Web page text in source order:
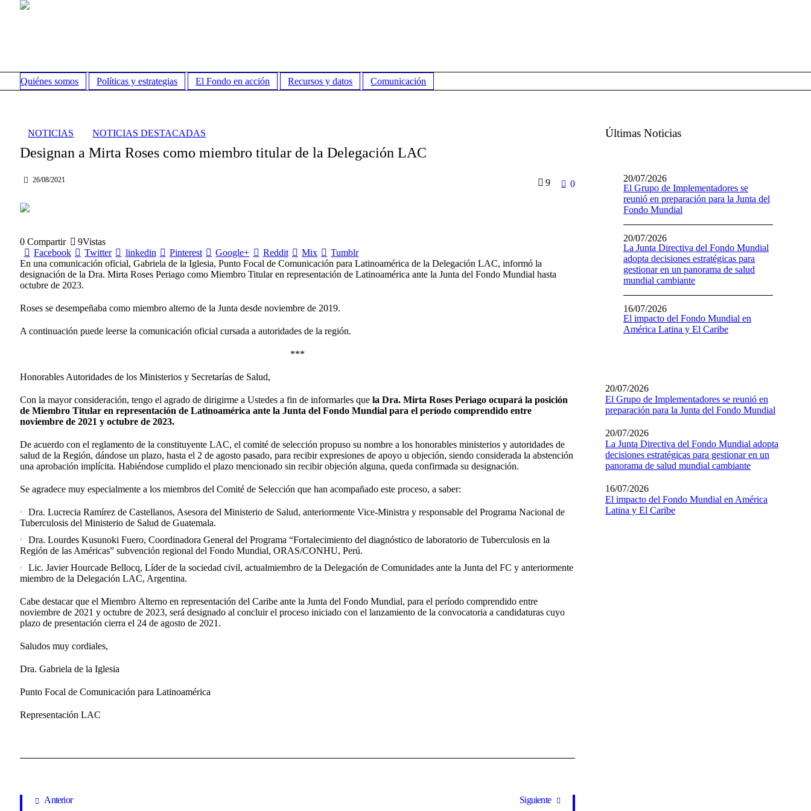
Quiénes somos Políticas y estrategias El Fondo en acción Recursos y datos Comunicación
NOTICIAS NOTICIAS DESTACADAS
Designan a Mirta Roses como miembro titular de la Delegación LAC
9 0
26/08/2021
0Compartir 9Vistas
Facebook
Twitter linkedin Pinterest Google+ Reddit Mix
Tumblr
En una comunicación oficial, Gabriela de la Iglesia, Punto Focal de Comunicación para Latinoamérica de la Delegación LAC, informó la
designación de la Dra. Mirta Roses Periago como Miembro Titular en representación de Latinoamérica ante la Junta del Fondo Mundial hasta
octubre de 2023.
Roses se desempeñaba como miembro alterno de la Junta desde noviembre de 2019.
A continuación puede leerse la comunicación oficial cursada a autoridades de la región.
***
Honorables Autoridades de los Ministerios y Secretarías de Salud,
Con la mayor consideración, tengo el agrado de dirigirme a Ustedes a fin de informarles quela Dra. Mirta Roses Periago ocupará la posición
de Miembro Titular en representación de Latinoamérica ante la Junta del Fondo Mundial para el período comprendido entre
noviembre de 2021 y octubre de 2023.
De acuerdo con el reglamento de la constituyente LAC, el comité de selección propuso su nombre a los honorables ministerios y autoridades de
salud de la Región, dándose un plazo, hasta el 2 de agosto pasado, para recibir expresiones de apoyo u objeción, siendo considerada la abstención
una aprobación implícita. Habiéndose cumplido el plazo mencionado sin recibir objeción alguna, queda confirmada su designación.
Se agradece muy especialmente a los miembros del Comité de Selección que han acompañado este proceso, a saber:
Dra. Lucrecia Ramírez de Castellanos, Asesora del Ministerio de Salud, anteriormente Vice-Ministra y responsable del Programa Nacional de
Tuberculosis del Ministerio de Salud de Guatemala.
Dra. Lourdes Kusunoki Fuero, Coordinadora General del Programa “Fortalecimiento del diagnóstico de laboratorio de Tuberculosis en la
Región de las Américas” subvención regional del Fondo Mundial, ORAS/CONHU, Perú.
Lic. Javier Hourcade Bellocq, Líder de la sociedad civil, actualmiembro de la Delegación de Comunidades ante la Junta del FC y anteriormente
miembro de la Delegación LAC, Argentina.
Cabe destacar que el Miembro Alterno en representación del Caribe ante la Junta del Fondo Mundial, para el período comprendido entre
noviembre de 2021 y octubre de 2023, será designado al concluir el proceso iniciado con el lanzamiento de la convocatoria a candidaturas cuyo
plazo de presentación cierra el 24 de agosto de 2021.
Saludos muy cordiales,
Dra. Gabriela de la Iglesia
Punto Focal de Comunicación para Latinoamérica
Representación LAC
Anterior
Siguiente
Últimas Noticias
El Grupo de Implementadores se
reunió en preparación para la Junta del
Fondo Mundial
20/07/2026
La Junta Directiva del Fondo Mundial
adopta decisiones estratégicas para
gestionar en un panorama de salud
mundial cambiante
20/07/2026
El impacto del Fondo Mundial en
América Latina y El Caribe
16/07/2026
20/07/2026
El Grupo de Implementadores se reunió en
preparación para la Junta del Fondo Mundial
20/07/2026
La Junta Directiva del Fondo Mundial adopta
decisiones estratégicas para gestionar en un
panorama de salud mundial cambiante
16/07/2026
El impacto del Fondo Mundial en América
Latina y El Caribe